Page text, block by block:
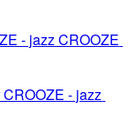
- jazz CROOZE
- jazz